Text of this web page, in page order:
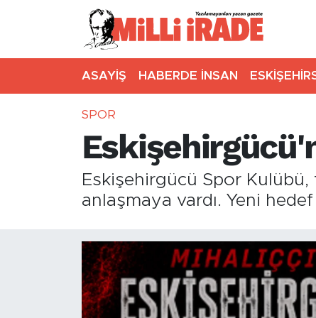
ASAYİŞ HABERDE İNSAN
SPOR
Eskişehirgücü Spor
anlaşmaya vardı. Yeni